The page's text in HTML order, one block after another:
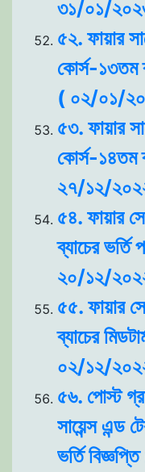
৩১/০১/
৫২. ফায়ার
কোর্স-১৩তম
( ০২/০১/
৫৩. ফায়ার
কোর্স-১৪তম
২৭/১২/
৫৪. ফায়ার
ব্যাচের
২০/১২/
৫৫. ফায়ার
ব্যাচের
০২/১২/
৫৬. পোস্ট
সায়েন্স এন্ড
ভর্তি